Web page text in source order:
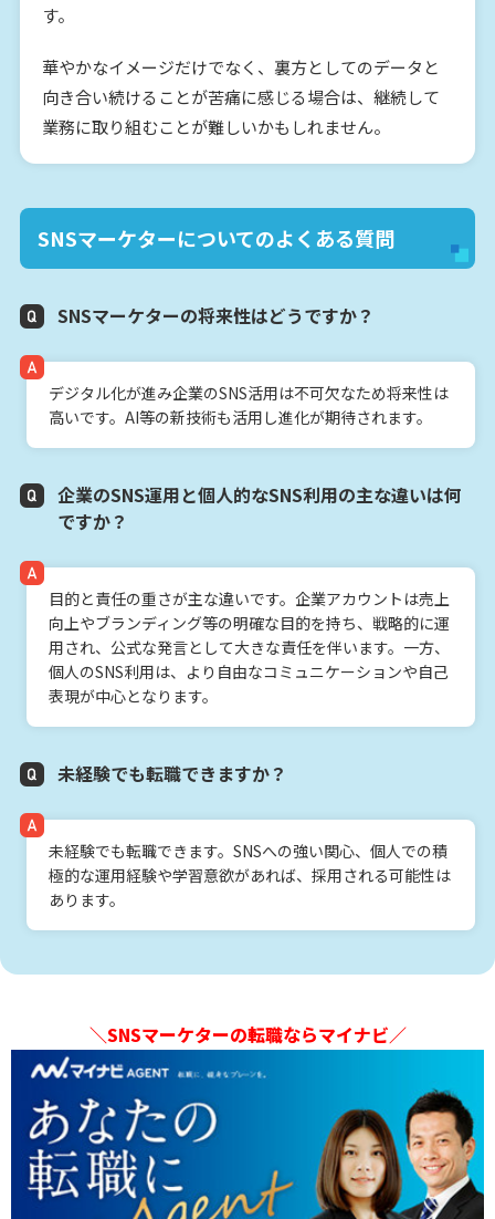
す。
華やかなイメージだけでなく、裏方としてのデータと
向き合い続けることが苦痛に感じる場合は、継続して
業務に取り組むことが難しいかもしれません。
SNSマーケターについてのよくある質問
SNSマーケターの将来性はどうですか？
デジタル化が進み企業のSNS活用は不可欠なため将来性は
高いです。AI等の新技術も活用し進化が期待されます。
企業のSNS運用と個人的なSNS利用の主な違いは何
ですか？
目的と責任の重さが主な違いです。企業アカウントは売上
向上やブランディング等の明確な目的を持ち、戦略的に運
用され、公式な発言として大きな責任を伴います。一方、
個人のSNS利用は、より自由なコミュニケーションや自己
表現が中心となります。
未経験でも転職できますか？
未経験でも転職できます。SNSへの強い関心、個人での積
極的な運用経験や学習意欲があれば、採用される可能性は
あります。
＼SNSマーケターの転職ならマイナビ／